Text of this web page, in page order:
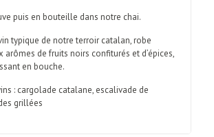
puis en bouteille dans notre chai.
typique de notre terroir catalan, robe
arômes de fruits noirs confiturés et d’épices,
en bouche.
: cargolade catalane, escalivade de
grillées